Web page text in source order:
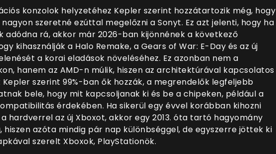
konzolok helyzetéhez Kepler szerint hozzátartozik még, hogy
szeretné ezúttal megelőzni a Sonyt. Ez azt jelenti, hogy ha
adódna rá, akkor már 2026-ban kijönnének a következő
kihasználják a Halo Remake, a Gears of War: E-Day és az új
a korai eladások növeléséhez. Ez azonban nem a
hanem az AMD-n múlik, hiszen az architektúrával kapcsolatos
szerint 99%-ban ők hozzák, a megrendelők legfeljebb
bele, hogy mit kapcsoljanak ki és be a chipeken, például a
érdekében. Ha sikerül egy évvel korábban kihozni
hardverrel az új Xboxot, akkor egy 2013. óta tartó hagyomány
hiszen azóta mindig pár nap különbséggel, de egyszerre jöttek ki
szerelt Xboxok, PlayStationök.